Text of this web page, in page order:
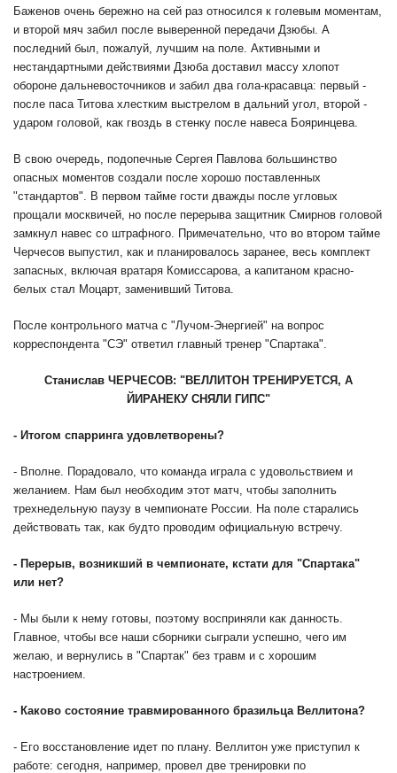
Баженов очень бережно на сей раз относился к голевым моментам,
и второй мяч забил после выверенной передачи Дзюбы. А
последний был, пожалуй, лучшим на поле. Активными и
нестандартными действиями Дзюба доставил массу хлопот
обороне дальневосточников и забил два гола-красавца: первый -
после паса Титова хлестким выстрелом в дальний угол, второй -
ударом головой, как гвоздь в стенку после навеса Бояринцева.
В свою очередь, подопечные Сергея Павлова большинство
опасных моментов создали после хорошо поставленных
"стандартов". В первом тайме гости дважды после угловых
прощали москвичей, но после перерыва защитник Смирнов головой
замкнул навес со штрафного. Примечательно, что во втором тайме
Черчесов выпустил, как и планировалось заранее, весь комплект
запасных, включая вратаря Комиссарова, а капитаном красно-
белых стал Моцарт, заменивший Титова.
После контрольного матча с "Лучом-Энергией" на вопрос
корреспондента "СЭ" ответил главный тренер "Спартака".
Станислав ЧЕРЧЕСОВ: "ВЕЛЛИТОН ТРЕНИРУЕТСЯ, А
ЙИРАНЕКУ СНЯЛИ ГИПС"
- Итогом спарринга удовлетворены?
- Вполне. Порадовало, что команда играла с удовольствием и
желанием. Нам был необходим этот матч, чтобы заполнить
трехнедельную паузу в чемпионате России. На поле старались
действовать так, как будто проводим официальную встречу.
- Перерыв, возникший в чемпионате, кстати для "Спартака"
или нет?
- Мы были к нему готовы, поэтому восприняли как данность.
Главное, чтобы все наши сборники сыграли успешно, чего им
желаю, и вернулись в "Спартак" без травм и с хорошим
настроением.
- Каково состояние травмированного бразильца Веллитона?
- Его восстановление идет по плану. Веллитон уже приступил к
работе: сегодня, например, провел две тренировки по